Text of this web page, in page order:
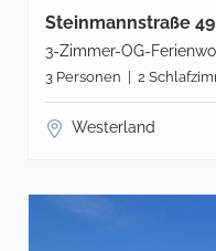
Steinmannstraße
3-Zimmer-OG-
3 Personen | 2
Westerland